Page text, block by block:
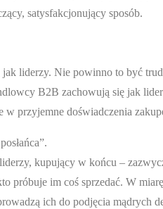
satysfakcjonujący sposób.
liderzy. Nie powinno to być
B2B zachowują się jak
w przyjemne doświadczenia
kupujący w końcu –
próbuje im coś sprzedać. W
ich do podjęcia mądrych